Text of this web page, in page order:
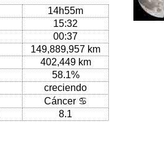
14h55m
15:32
00:37
149,889,957 km
402,449 km
58.1%
creciendo
Cáncer ♋
8.1